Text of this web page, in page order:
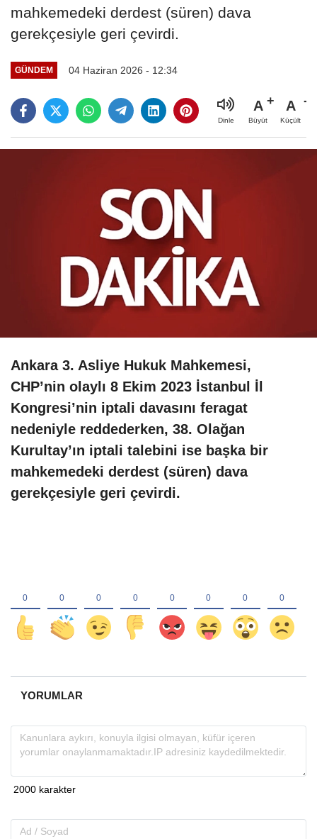
mahkemedeki derdest (süren) dava
gerekçesiyle geri çevirdi.
GÜNDEM 04 Haziran 2026 - 12:34
Dinle
A
Büyüt
A
Küçült
Ankara 3. Asliye Hukuk Mahkemesi,
CHP’nin olaylı 8 Ekim 2023 İstanbul İl
Kongresi’nin iptali davasını feragat
nedeniyle reddederken, 38. Olağan
Kurultay’ın iptali talebini ise başka bir
mahkemedeki derdest (süren) dava
gerekçesiyle geri çevirdi.
YORUMLAR